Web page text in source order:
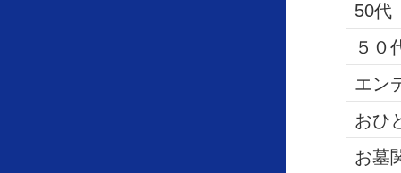
50代
５０
エン
おひ
お墓